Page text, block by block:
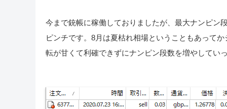
今まで銃帳に稼働しておりましたが、最大ナンピン
ピンチです。8月は夏枯れ相場ということもあって
転が甘くて利確できずにナンピン段数を増やしてい